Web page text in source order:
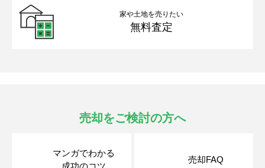
家や土地を売りたい
無料査定
売却をご検討の方へ
マンガでわかる
成功のコツ
売却FAQ